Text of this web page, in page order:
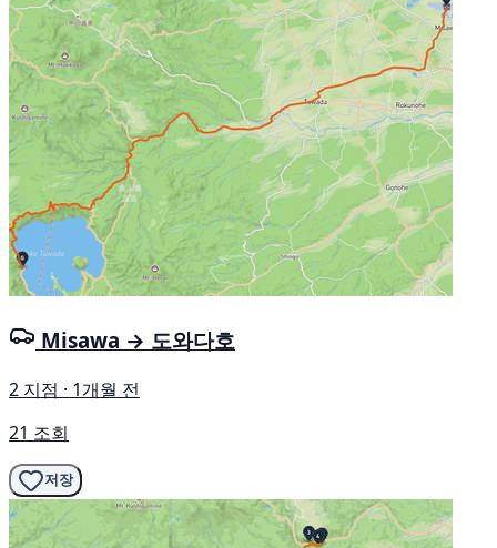
Misawa → 도와다호
2 지점 · 1개월 전
21 조회
저장